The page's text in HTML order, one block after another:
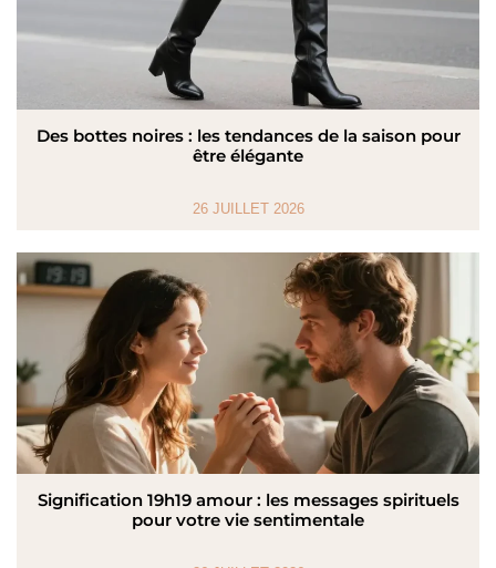
Des bottes noires : les tendances de la saison pour
être élégante
26 JUILLET 2026
Signification 19h19 amour : les messages spirituels
pour votre vie sentimentale